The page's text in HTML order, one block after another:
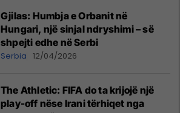
Gjilas: Humbja e Orbanit në
Hungari, një sinjal ndryshimi – së
shpejti edhe në Serbi
Serbia 12/04/2026
The Athletic: FIFA do ta krijojë një
play-off nëse Irani tërhiqet nga